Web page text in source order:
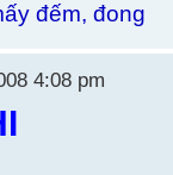
đếm, đong
4:08 pm